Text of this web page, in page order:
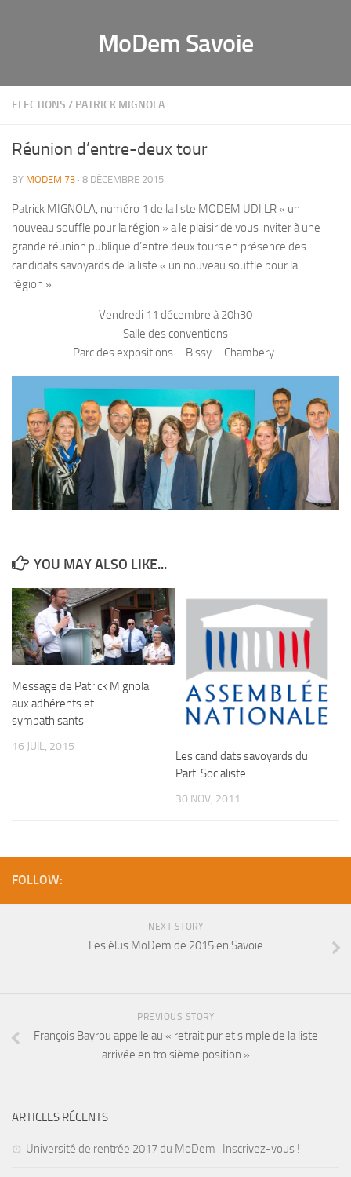
MoDem Savoie
ELECTIONS / PATRICK MIGNOLA
Réunion d’entre-deux tour
BY MODEM 73 · 8 DÉCEMBRE 2015
Patrick MIGNOLA, numéro 1 de la liste MODEM UDI LR « un
nouveau souffle pour la région » a le plaisir de vous inviter à une
grande réunion publique d’entre deux tours en présence des
candidats savoyards de la liste « un nouveau souffle pour la
région »
Vendredi 11 décembre à 20h30
Salle des conventions
Parc des expositions – Bissy – Chambery
YOU MAY ALSO LIKE...
Message de Patrick Mignola
aux adhérents et
sympathisants
16 JUIL, 2015
Les candidats savoyards du
Parti Socialiste
30 NOV, 2011
FOLLOW:
NEXT STORY
Les élus MoDem de 2015 en Savoie
PREVIOUS STORY
François Bayrou appelle au « retrait pur et simple de la liste
arrivée en troisième position »
ARTICLES RÉCENTS
Université de rentrée 2017 du MoDem : Inscrivez-vous !